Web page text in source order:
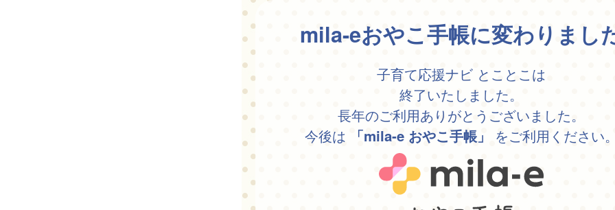
mila-eおやこ手帳に変わりまし
子育て応援ナビ とことこは
終了いたしました。
長年のご利用ありがとうございました。
今後は
「mila-e おやこ手帳」 をご利用ください